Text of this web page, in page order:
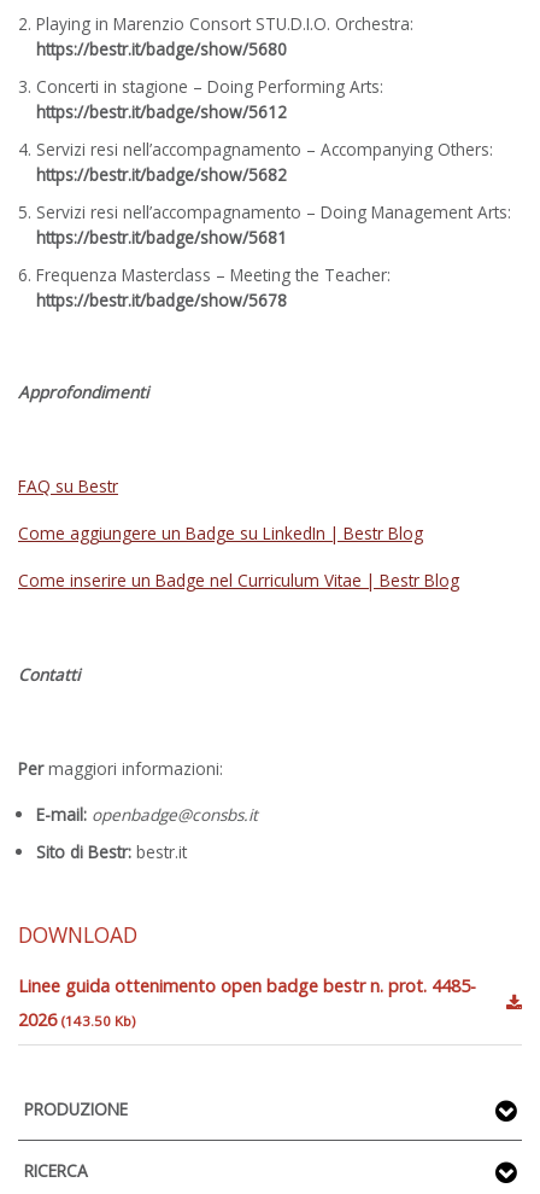
Playing in Marenzio Consort STU.D.I.O. Orchestra:
https://bestr.it/badge/show/5680
Concerti in stagione – Doing Performing Arts:
https://bestr.it/badge/show/5612
Servizi resi nell’accompagnamento – Accompanying Others:
https://bestr.it/badge/show/5682
Servizi resi nell’accompagnamento – Doing Management Arts:
https://bestr.it/badge/show/5681
Frequenza Masterclass – Meeting the Teacher:
https://bestr.it/badge/show/5678
Approfondimenti
FAQ su Bestr
Come aggiungere un Badge su LinkedIn | Bestr Blog
Come inserire un Badge nel Curriculum Vitae | Bestr Blog
Contatti
Permaggiori informazioni:
E-mail: openbadge@consbs.it
Sito di Bestr: bestr.it
DOWNLOAD
Linee guida ottenimento open badge bestr n. prot. 4485-
2026 (143.50 Kb)
PRODUZIONE
RICERCA